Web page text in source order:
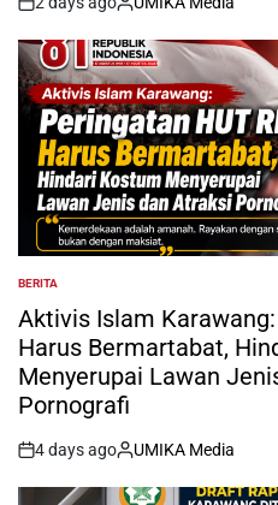
on
Posted
by
POSTED
IN
BERITA
Aktivis Islam
Harus Bermartabat,
Menyerupai Lawan
Pornografi
on
4 days ago
Posted
by
UMIKA Media